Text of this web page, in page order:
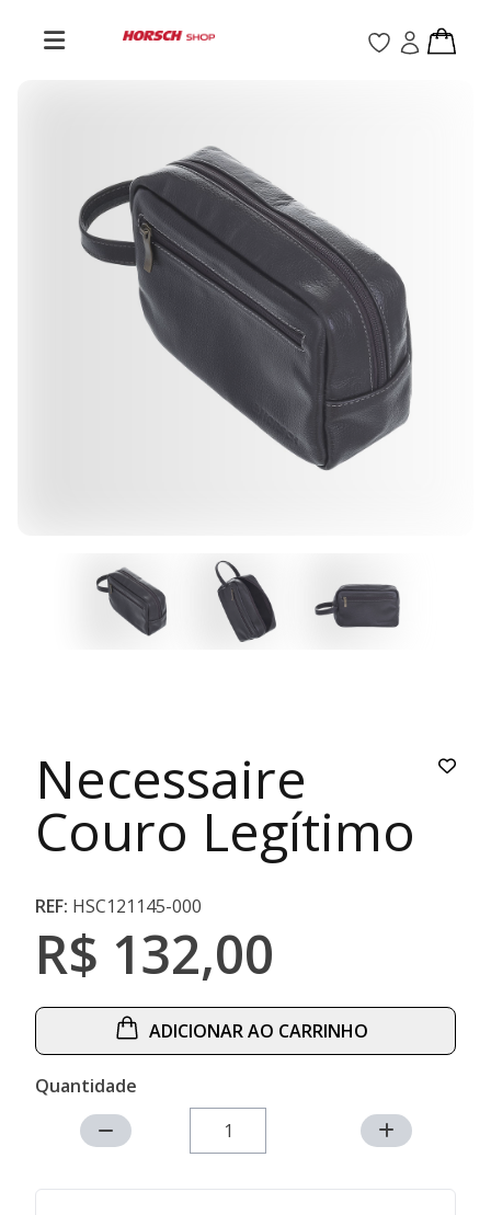
Necessaire
Couro Legítimo
REF: HSC121145-000
R$ 132,00
ADICIONAR AO CARRINHO
Quantidade